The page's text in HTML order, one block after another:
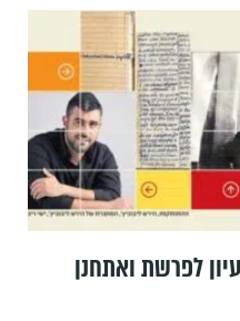
לפרשת ואתחנן